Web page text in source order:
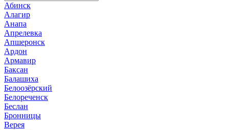
Абинск
Алагир
Анапа
Апрелевка
Апшеронск
Ардон
Армавир
Баксан
Балашиха
Белоозёрский
Белореченск
Беслан
Бронницы
Верея